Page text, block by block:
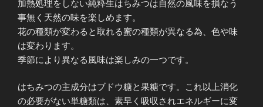
加熱処理をしない純粋生はちみつは自然の風味を損なう
事無く天然の味を楽しめます。
花の種類が変わると取れる蜜の種類が異なる為、色や味
は変わります。
季節により異なる風味は楽しみの一つです。
はちみつの主成分はブドウ糖と果糖です。これ以上消化
の必要がない単糖類は、素早く吸収されエネルギーに変